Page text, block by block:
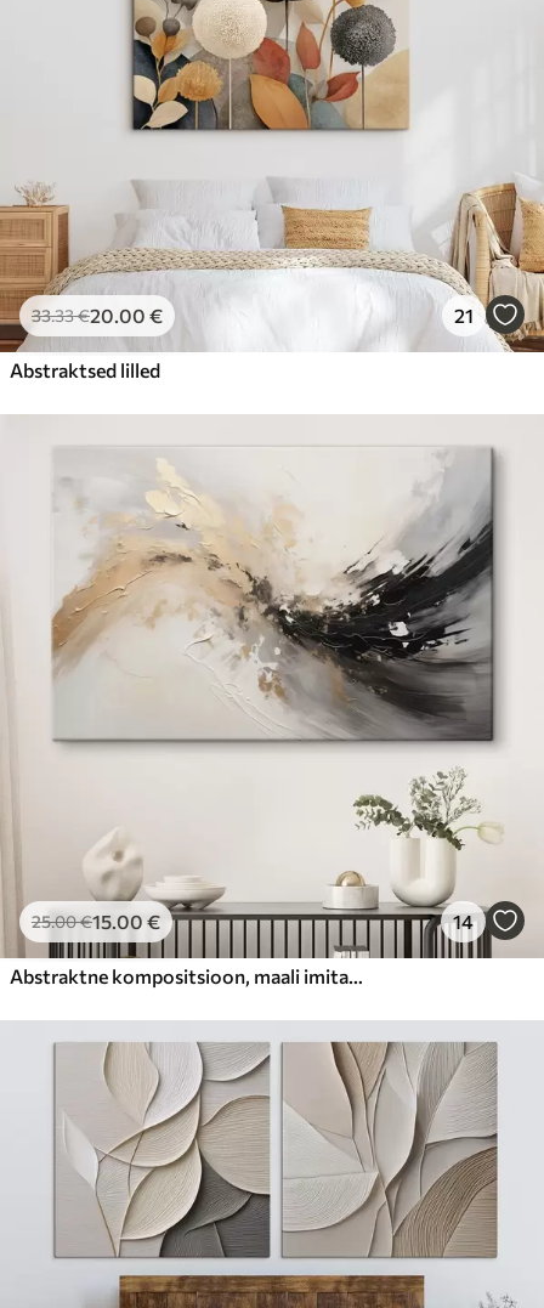
33.33€20.00 € 21
Abstraktsed lilled
25.00€15.00 € 14
Abstraktne kompositsioon, maali imitatsioon